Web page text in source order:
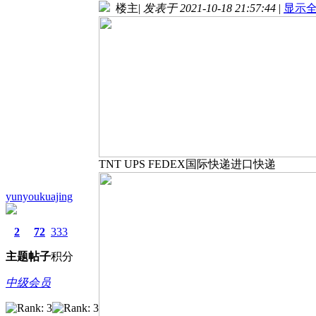
yunyoukuajing
2
主题
72
帖子
333
积分
中级会员
楼主| 发表于 2021-10-18 21:57:44 | 显示
TNT UPS FEDEX国际快递进口快递